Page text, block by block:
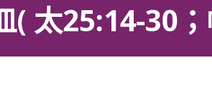
( 太25:14-30